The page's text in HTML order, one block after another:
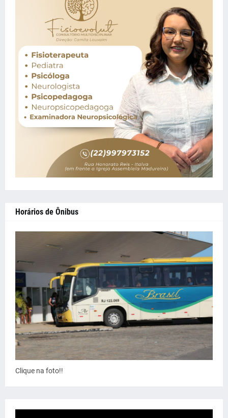
Horários de Ônibus
Clique na foto!!